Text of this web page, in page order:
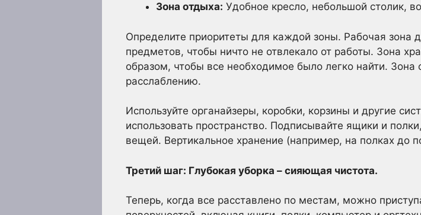
Зона отдыха: Удобное кресло, небольшой столик,
Определите приоритеты для каждой зоны. Рабочая зона
предметов, чтобы ничто не отвлекало от работы. Зона
образом, чтобы все необходимое было легко найти.
расслаблению.
Используйте органайзеры, коробки, корзины и другие
использовать пространство. Подписывайте ящики и
вещей. Вертикальное хранение (например, на полках до
Третий шаг: Глубокая уборка – сияющая чистота.
Теперь, когда все расставлено по местам, можно